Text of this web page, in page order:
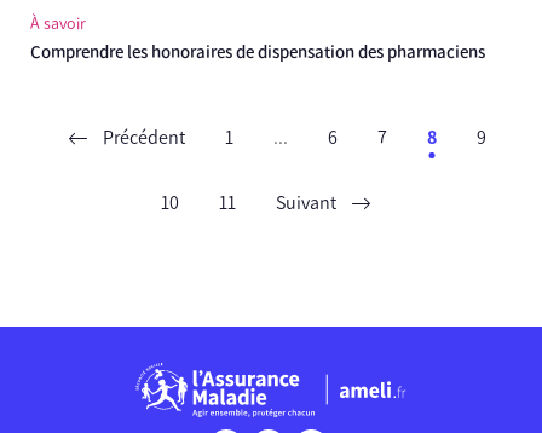
À savoir
Comprendre les honoraires de dispensation des pharmaciens
Précédent 1 ... 6 7 8 9
10 11 Suivant